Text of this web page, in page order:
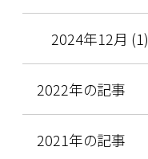
2024年12月 (1)
2022年の記事
2021年の記事